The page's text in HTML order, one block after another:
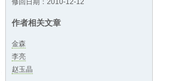
修回日期：2010-12-12
作者相关文章
金森
李亮
赵玉晶